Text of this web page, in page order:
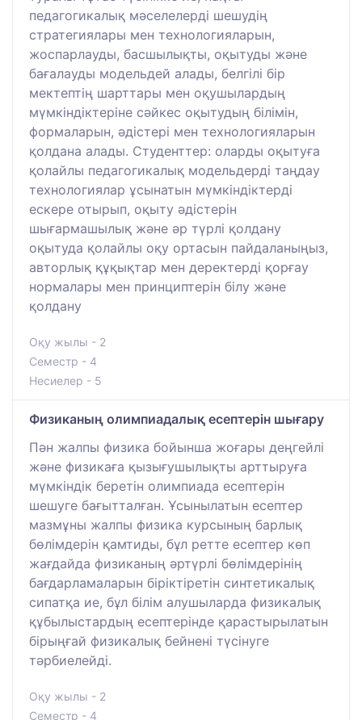
педагогикалық мәселелерді шешудің
стратегиялары мен технологияларын,
жоспарлауды, басшылықты, оқытуды және
бағалауды модельдей алады, белгілі бір
мектептің шарттары мен оқушылардың
мүмкіндіктеріне сәйкес оқытудың білімін,
формаларын, әдістері мен технологияларын
қолдана алады. Студенттер: оларды оқытуға
қолайлы педагогикалық модельдерді таңдау
технологиялар ұсынатын мүмкіндіктерді
ескере отырып, оқыту әдістерін
шығармашылық және әр түрлі қолдану
оқытуда қолайлы оқу ортасын пайдаланыңыз,
авторлық құқықтар мен деректерді қорғау
нормалары мен принциптерін білу және
қолдану
Оқу жылы - 2
Семестр - 4
Несиелер - 5
Физиканың олимпиадалық есептерін шығару
Пән жалпы физика бойынша жоғары деңгейлі
және физикаға қызығушылықты арттыруға
мүмкіндік беретін олимпиада есептерін
шешуге бағытталған. Ұсынылатын есептер
мазмұны жалпы физика курсының барлық
бөлімдерін қамтиды, бұл ретте есептер көп
жағдайда физиканың әртүрлі бөлімдерінің
бағдарламаларын біріктіретін синтетикалық
сипатқа ие, бұл білім алушыларда физикалық
құбылыстардың есептерінде қарастырылатын
бірыңғай физикалық бейнені түсінуге
тәрбиелейді.
Оқу жылы - 2
Семестр - 4